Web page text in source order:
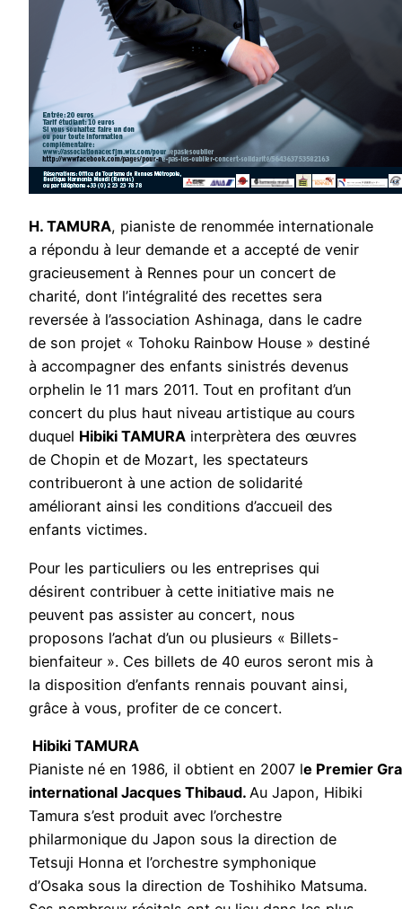
H. TAMURA, pianiste de renommée internationale
a répondu à leur demande et a accepté de venir
gracieusement à Rennes pour un concert de
charité, dont l’intégralité des recettes sera
reversée à l’association Ashinaga, dans le cadre
de son projet « Tohoku Rainbow House » destiné
à accompagner des enfants sinistrés devenus
orphelin le 11 mars 2011. Tout en profitant d’un
concert du plus haut niveau artistique au cours
duquel Hibiki TAMURA interprètera des œuvres
de Chopin et de Mozart, les spectateurs
contribueront à une action de solidarité
améliorant ainsi les conditions d’accueil des
enfants victimes.
Pour les particuliers ou les entreprises qui
désirent contribuer à cette initiative mais ne
peuvent pas assister au concert, nous
proposons l’achat d’un ou plusieurs « Billets-
bienfaiteur ». Ces billets de 40 euros seront mis à
la disposition d’enfants rennais pouvant ainsi,
grâce à vous, profiter de ce concert.
Hibiki TAMURA
Pianiste né en 1986, il obtient en 2007 le Premier
international Jacques Thibaud. Au Japon, Hibiki
Tamura s’est produit avec l’orchestre
philarmonique du Japon sous la direction de
Tetsuji Honna et l’orchestre symphonique
d’Osaka sous la direction de Toshihiko Matsuma.